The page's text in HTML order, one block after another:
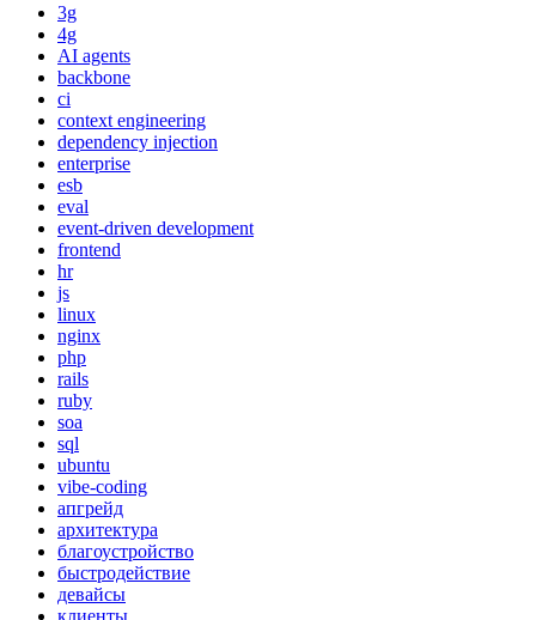
3g
4g
AI agents
backbone
ci
context engineering
dependency injection
enterprise
esb
eval
event-driven development
frontend
hr
js
linux
nginx
php
rails
ruby
soa
sql
ubuntu
vibe-coding
апгрейд
архитектура
благоустройство
быстродействие
девайсы
клиенты